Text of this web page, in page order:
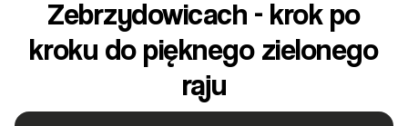
Zebrzydowicach - krok po
kroku do pięknego zielonego
raju